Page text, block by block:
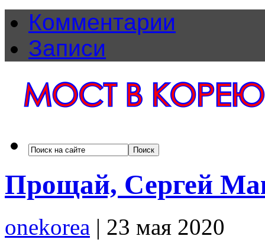
Комментарии
Записи
Прощай, Сергей
onekorea | 23 мая 2020